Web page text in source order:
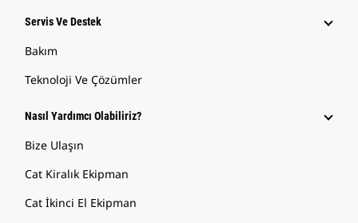
Servis Ve Destek
Bakım
Teknoloji Ve Çözümler
Nasıl Yardımcı Olabiliriz?
Bize Ulaşın
Cat Kiralık Ekipman
Cat İkinci El Ekipman